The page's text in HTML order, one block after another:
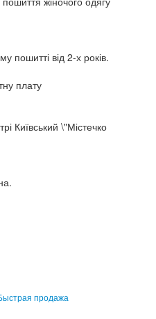
пошитті від 2-х років.
плату
Київський \"Містечко
продажа